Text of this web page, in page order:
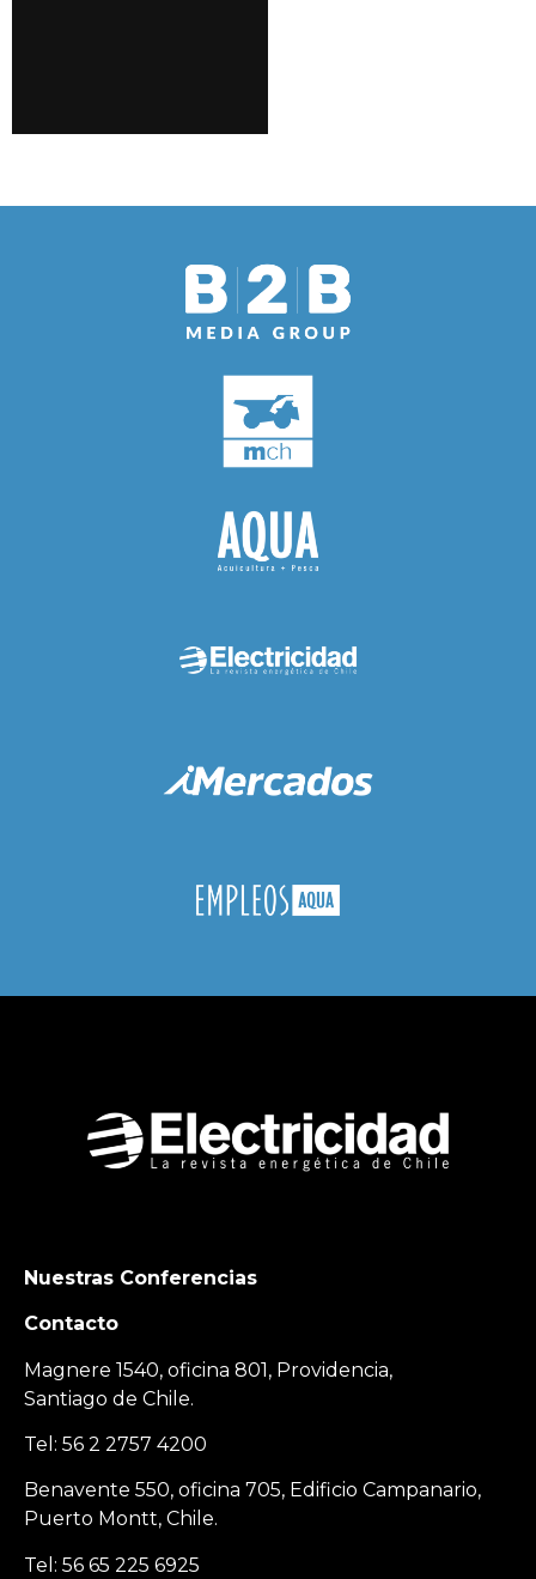
Nuestras Conferencias
Contacto
Magnere 1540, oficina 801, Providencia,
Santiago de Chile.
Tel: 56 2 2757 4200
Benavente 550, oficina 705, Edificio Campanario,
Puerto Montt, Chile.
Tel: 56 65 225 6925